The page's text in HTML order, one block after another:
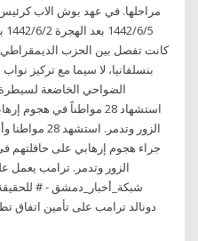
كانت تفصل بين الحزب الديمقراطي
بنسلفانيا، لا سيما مع تركيز
الضواحي الخاضعة
استشهاد 28 مواطناً في
جراء هجوم إرهابي على حافلتهم
الزور وتدمر. ترامب يعمل
شبكة_أخبار_دمشق - #
دونالد ترامب على تأمين اتفاق